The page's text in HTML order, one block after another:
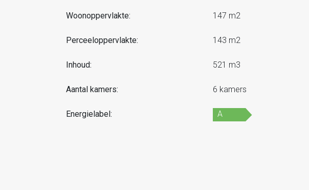
Woonoppervlakte: 147 m2
Perceeloppervlakte: 143 m2
Inhoud: 521 m3
Aantal kamers: 6 kamers
Energielabel: A